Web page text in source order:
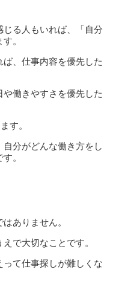
る人もいれば、「自分
。
、仕事内容を優先した
働きやすさを優先した
す。
分がどんな働き方をし
。
ありません。
で大切なことです。
て仕事探しが難しくな